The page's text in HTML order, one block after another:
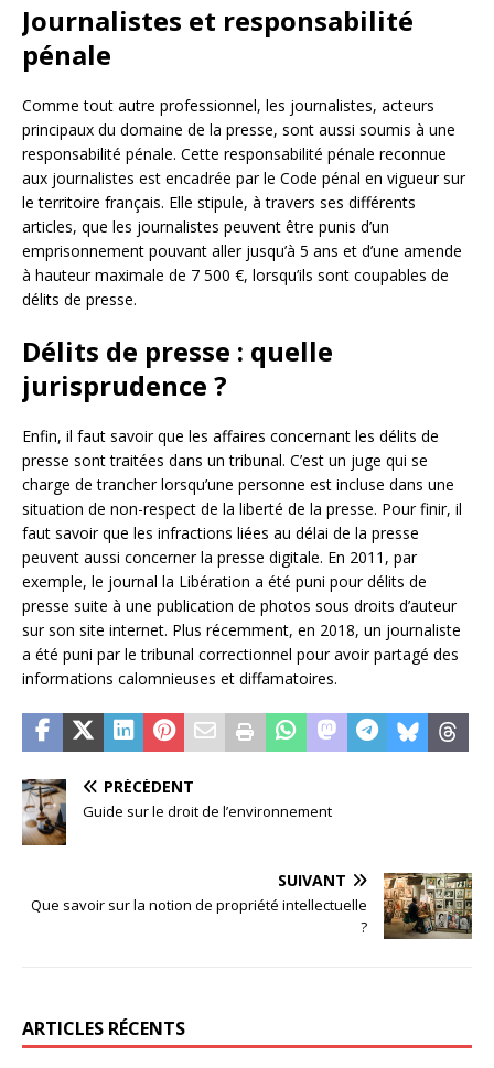
Journalistes et responsabilité
pénale
Comme tout autre professionnel, les journalistes, acteurs
principaux du domaine de la presse, sont aussi soumis à une
responsabilité pénale. Cette responsabilité pénale reconnue
aux journalistes est encadrée par le Code pénal en vigueur sur
le territoire français. Elle stipule, à travers ses différents
articles, que les journalistes peuvent être punis d’un
emprisonnement pouvant aller jusqu’à 5 ans et d’une amende
à hauteur maximale de 7 500 €, lorsqu’ils sont coupables de
délits de presse.
Délits de presse : quelle
jurisprudence ?
Enfin, il faut savoir que les affaires concernant les délits de
presse sont traitées dans un tribunal. C’est un juge qui se
charge de trancher lorsqu’une personne est incluse dans une
situation de non-respect de la liberté de la presse. Pour finir, il
faut savoir que les infractions liées au délai de la presse
peuvent aussi concerner la presse digitale. En 2011, par
exemple, le journal la Libération a été puni pour délits de
presse suite à une publication de photos sous droits d’auteur
sur son site internet. Plus récemment, en 2018, un journaliste
a été puni par le tribunal correctionnel pour avoir partagé des
informations calomnieuses et diffamatoires.
PRÉCÉDENT
Guide sur le droit de l’environnement
SUIVANT
Que savoir sur la notion de propriété intellectuelle
?
ARTICLES RÉCENTS